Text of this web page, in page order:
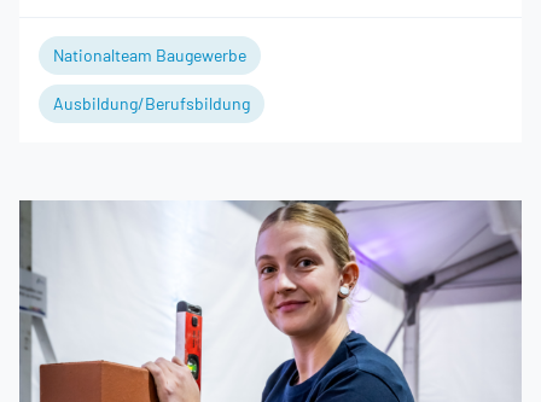
Nationalteam Baugewerbe
Ausbildung/Berufsbildung